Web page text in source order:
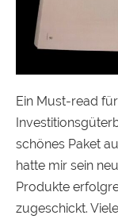
Ein Must-read
schönes Paket
hatte mir sein
Produkte
zugeschickt.